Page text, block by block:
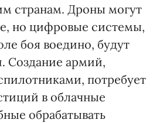
странам. Дроны могут
но цифровые системы,
боя воедино, будут
Создание армий,
потребует
в облачные
обрабатывать